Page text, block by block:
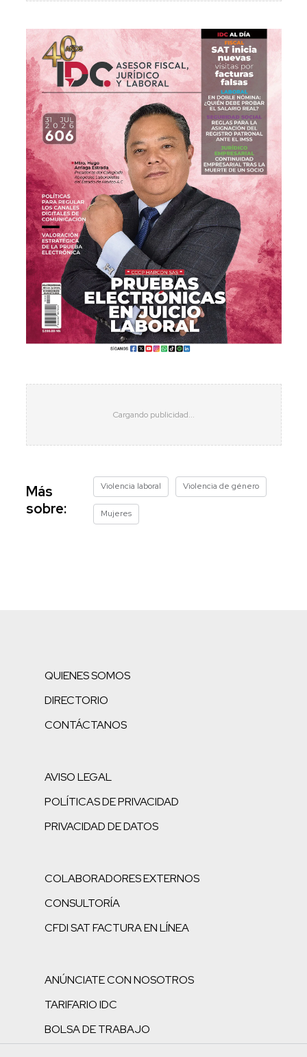
Más
sobre:
Violencia laboral Violencia de género
Mujeres
QUIENES SOMOS
DIRECTORIO
CONTÁCTANOS
AVISO LEGAL
POLÍTICAS DE PRIVACIDAD
PRIVACIDAD DE DATOS
COLABORADORES EXTERNOS
CONSULTORÍA
CFDI SAT FACTURA EN LÍNEA
ANÚNCIATE CON NOSOTROS
TARIFARIO IDC
BOLSA DE TRABAJO